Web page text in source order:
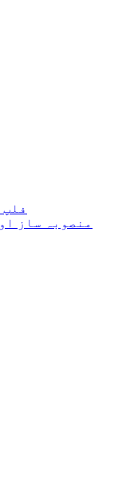
منصوبہ ساز